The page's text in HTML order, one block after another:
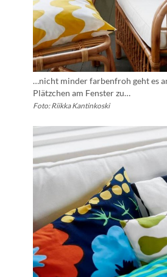
…nicht minder farbenfroh geht es
Plätzchen am Fenster zu…
Foto: Riikka Kantinkoski